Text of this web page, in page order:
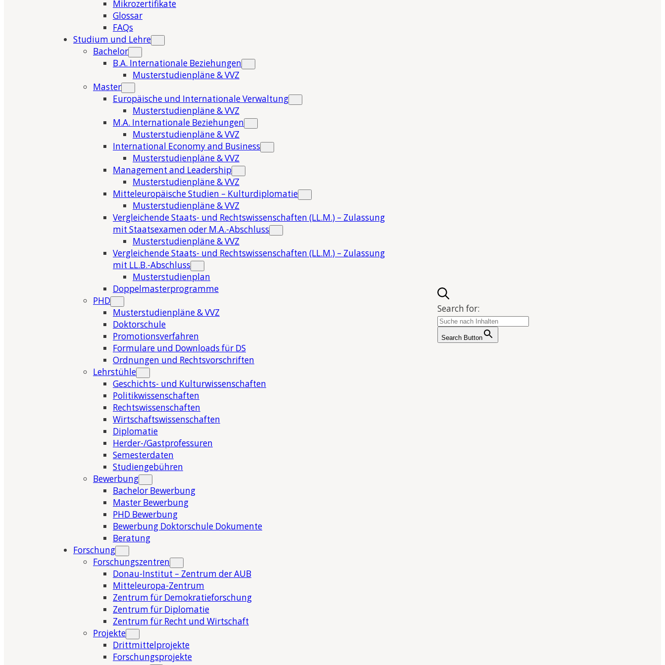
Mikrozertifikate
Glossar
FAQs
Studium und Lehre
Bachelor
B.A. Internationale Beziehungen
Musterstudienpläne & VVZ
Master
Europäische und Internationale Verwaltung
Musterstudienpläne & VVZ
M.A. Internationale Beziehungen
Musterstudienpläne & VVZ
International Economy and Business
Musterstudienpläne & VVZ
Management and Leadership
Musterstudienpläne & VVZ
Mitteleuropäische Studien – Kulturdiplomatie
Musterstudienpläne & VVZ
Vergleichende Staats- und Rechtswissenschaften (LL.M.) – Zulassung
mit Staatsexamen oder M.A.-Abschluss
Musterstudienpläne & VVZ
Vergleichende Staats- und Rechtswissenschaften (LL.M.) – Zulassung
mit LL.B.-Abschluss
Musterstudienplan
Doppelmasterprogramme
PHD
Musterstudienpläne & VVZ
Doktorschule
Promotionsverfahren
Formulare und Downloads für DS
Ordnungen und Rechtsvorschriften
Lehrstühle
Geschichts- und Kulturwissenschaften
Politikwissenschaften
Rechtswissenschaften
Wirtschaftswissenschaften
Diplomatie
Herder-/Gastprofessuren
Semesterdaten
Studiengebühren
Bewerbung
Bachelor Bewerbung
Master Bewerbung
PHD Bewerbung
Bewerbung Doktorschule Dokumente
Beratung
Forschung
Forschungszentren
Donau-Institut – Zentrum der AUB
Mitteleuropa-Zentrum
Zentrum für Demokratieforschung
Zentrum für Diplomatie
Zentrum für Recht und Wirtschaft
Projekte
Drittmittelprojekte
Forschungsprojekte
Search for:
Search Button